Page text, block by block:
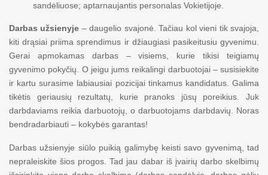
sandėliuose; aptarnaujantis personalas Vokietijoje.
Darbas užsienyje – daugelio svajonė. Tačiau kol vieni tik svajoja,
kiti drąsiai priima sprendimus ir džiaugiasi pasikeitusiu gyvenimu.
Gerai apmokamas darbas – visiems, kurie tikisi teigiamų
gyvenimo pokyčių. O jeigu jums reikalingi darbuotojai – susisiekite
ir kartu surasime labiausiai pozicijai tinkamus kandidatus. Galima
tikėtis geriausių rezultatų, kurie pranoks jūsų poreikius. Juk
darbdaviams reikia darbuotojų, o darbuotojams darbdavių. Noras
bendradarbiauti – kokybės garantas!
Darbas užsienyje siūlo puikią galimybę keisti savo gyvenimą, tad
nepraleiskite šios progos. Tad jau dabar iš įvairių darbo skelbimų